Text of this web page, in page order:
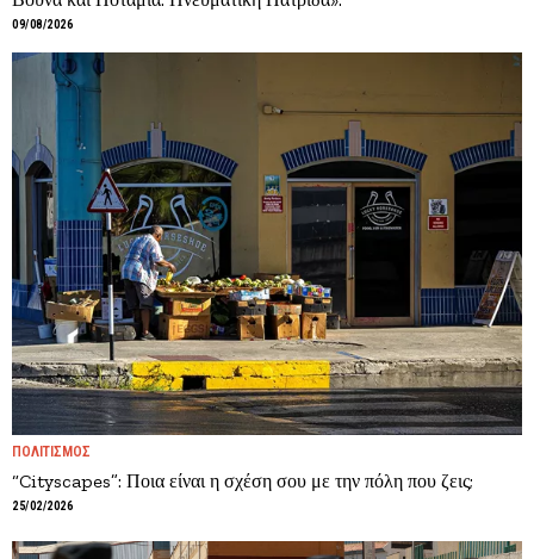
09/08/2026
ΠΟΛΙΤΙΣΜΟΣ
“Cityscapes”: Ποια είναι η σχέση σου με την πόλη που ζεις;
25/02/2026